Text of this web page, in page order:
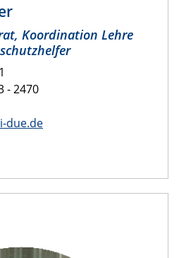
Koordination Lehre
- 2470
due.de